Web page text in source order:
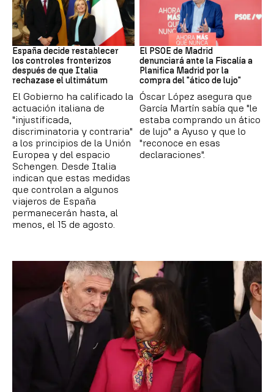
CRISIS MIGRATORIA
España decide restablecer
los controles fronterizos
después de que Italia
rechazase el ultimátum
El Gobierno ha calificado la
actuación italiana de
"injustificada,
discriminatoria y contraria"
a los principios de la Unión
Europea y del espacio
Schengen. Desde Italia
indican que estas medidas
que controlan a algunos
viajeros de España
permanecerán hasta, al
menos, el 15 de agosto.
PSOE MADRID
El PSOE de Madrid
denunciará ante la Fiscalía a
Planifica Madrid por la
compra del "ático de lujo"
Óscar López asegura que
García Martín sabía que "le
estaba comprando un ático
de lujo" a Ayuso y que lo
"reconoce en esas
declaraciones".